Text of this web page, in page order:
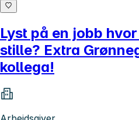
Lyst på en jobb
stille? Extra
kollega!